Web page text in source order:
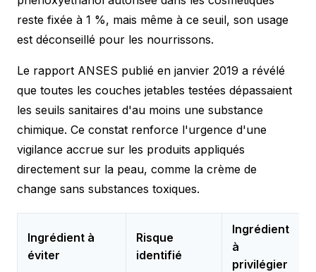
reste fixée à 1 %, mais même à ce seuil, son usage
est déconseillé pour les nourrissons.
Le rapport ANSES publié en janvier 2019 a révélé
que toutes les couches jetables testées dépassaient
les seuils sanitaires d'au moins une substance
chimique. Ce constat renforce l'urgence d'une
vigilance accrue sur les produits appliqués
directement sur la peau, comme la crème de
change sans substances toxiques.
Ingrédient à
éviter
Risque
identifié
Ingrédient
à
privilégier